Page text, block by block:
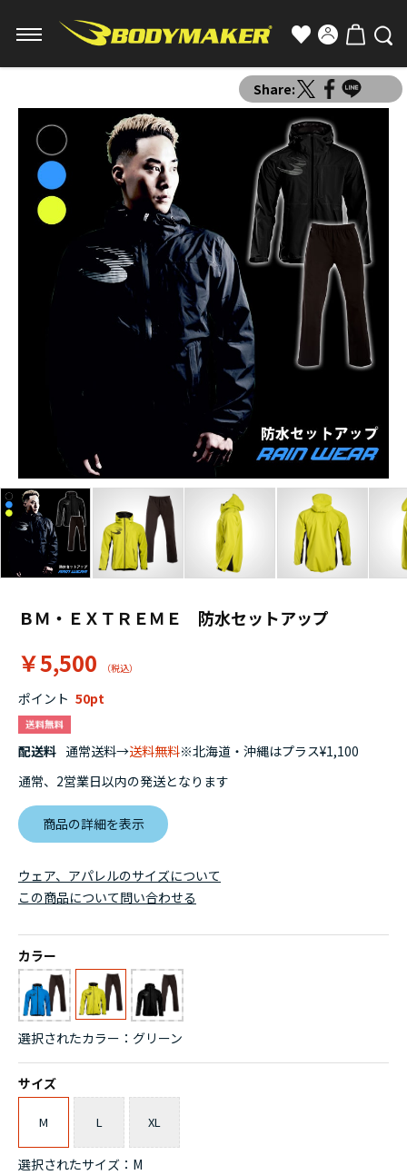
Share:
ＢＭ・ＥＸＴＲＥＭＥ 防水セットアップ
￥5,500
ポイント 50
配送料 通常送料→送料無料※北海道・沖縄はプラス¥1,100
通常、2営業日以内の発送となります
商品の詳細を表示
ウェア、アパレルのサイズについて
カラー
選択されたカラー：グリーン
サイズ
M L XL
選択されたサイズ：M
この商品について問い合わせる